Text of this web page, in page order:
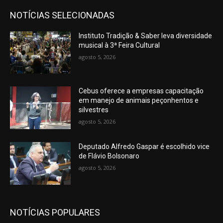
NOTÍCIAS SELECIONADAS
Instituto Tradição & Saber leva diversidade
musical à 3ª Feira Cultural
agosto 5, 2026
Cebus oferece a empresas capacitação
em manejo de animais peçonhentos e
silvestres
agosto 5, 2026
Deputado Alfredo Gaspar é escolhido vice
de Flávio Bolsonaro
agosto 5, 2026
NOTÍCIAS POPULARES